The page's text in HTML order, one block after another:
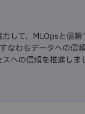
して、MLOpsと信
なわちデータへの信
への信頼を推進しま